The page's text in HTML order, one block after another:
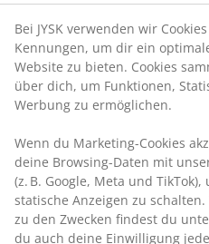
Laterne im Flechtdesign
schafft eine warme und
Garten oder auf dem
einen Glaseinsatz, der die
schützt. Ø32 x H43 cm
Artikelnummer: 6426066